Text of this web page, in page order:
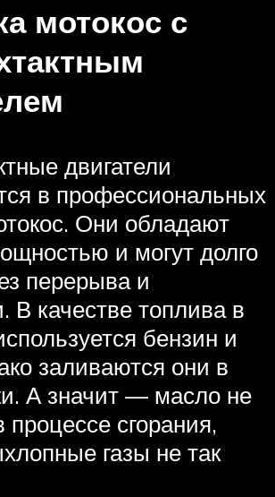
мотокос с
двигатели
в профессиональных
Они обладают
и могут долго
перерыва и
В качестве топлива в
бензин и
заливаются они в
А значит — масло не
процессе сгорания,
газы не так